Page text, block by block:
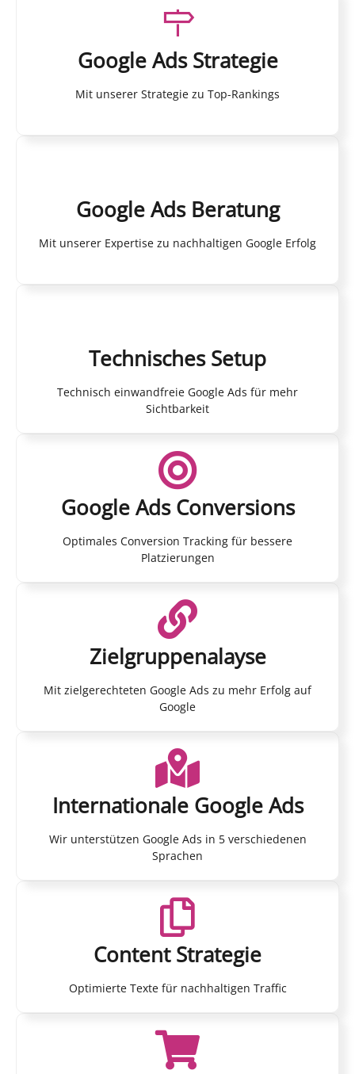
Google Ads Strategie
Mit unserer Strategie zu Top-Rankings
Google Ads Beratung
Mit unserer Expertise zu nachhaltigen Google Erfolg
Technisches Setup
Technisch einwandfreie Google Ads für mehr
Sichtbarkeit
Google Ads Conversions
Optimales Conversion Tracking für bessere
Platzierungen
Zielgruppenalayse
Mit zielgerechteten Google Ads zu mehr Erfolg auf
Google
Internationale Google Ads
Wir unterstützen Google Ads in 5 verschiedenen
Sprachen
Content Strategie
Optimierte Texte für nachhaltigen Traffic